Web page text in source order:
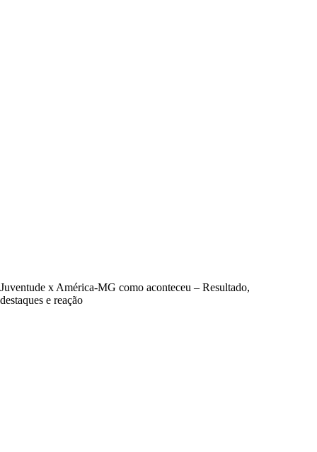
Juventude x América-MG como aconteceu – Resultado,
destaques e reação